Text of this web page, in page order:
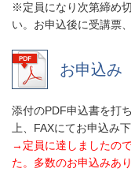
※定員になり次第締め
い。お申込後に受講票
お申込み
添付のPDF申込書を打
上、FAXにてお申込み下
→定員に達しましたの
た。多数のお申込みあ